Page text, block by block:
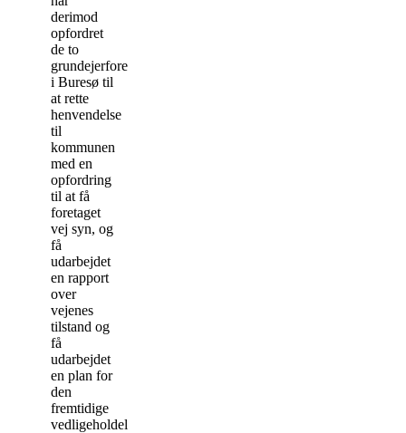
derimod
opfordret
de to
grundejerforeninger
i Buresø til
at rette
henvendelse
til
kommunen
med en
opfordring
til at få
foretaget
vej syn, og
få
udarbejdet
en rapport
over
vejenes
tilstand og
få
udarbejdet
en plan for
den
fremtidige
vedligeholdelse.